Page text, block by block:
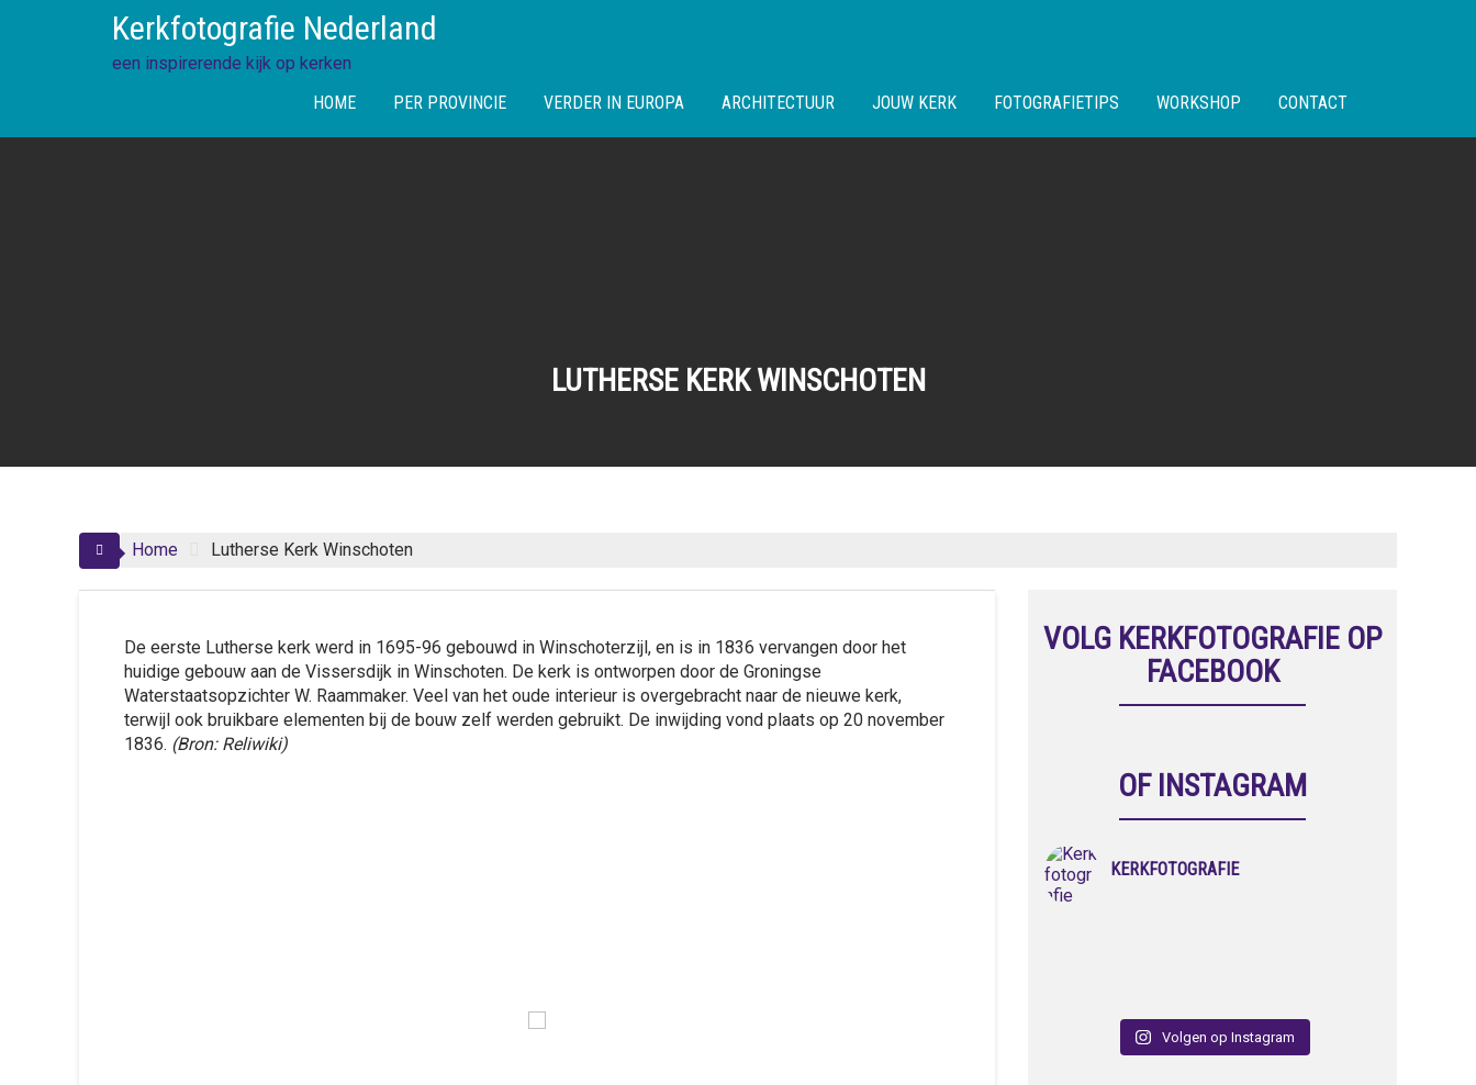
Kerkfotografie Nederland
een inspirerende kijk op kerken
HOME
PER PROVINCIE VERDER IN EUROPA ARCHITECTUUR JOUW KERK FOTOGRAFIETIPS WORKSHOP CONTACT
LUTHERSE KERK WINSCHOTEN
Home Lutherse Kerk Winschoten
De eerste Lutherse kerk werd in 1695-96 gebouwd in Winschoterzijl, en is in 1836 vervangen door het
huidige gebouw aan de Vissersdijk in Winschoten. De kerk is ontworpen door de Groningse
Waterstaatsopzichter W. Raammaker. Veel van het oude interieur is overgebracht naar de nieuwe kerk,
terwijl ook bruikbare elementen bij de bouw zelf werden gebruikt. De inwijding vond plaats op 20 november
1836. (Bron: Reliwiki)
VOLG KERKFOTOGRAFIE OP
FACEBOOK
OF INSTAGRAM
KERKFOTOGRAFIE
Volgen op Instagram